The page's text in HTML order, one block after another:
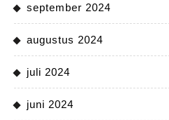
september 2024
augustus 2024
juli 2024
juni 2024